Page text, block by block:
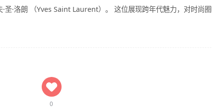
圣·洛朗 （Yves Saint Laurent）。 这位展现跨年代魅力，对时尚
0